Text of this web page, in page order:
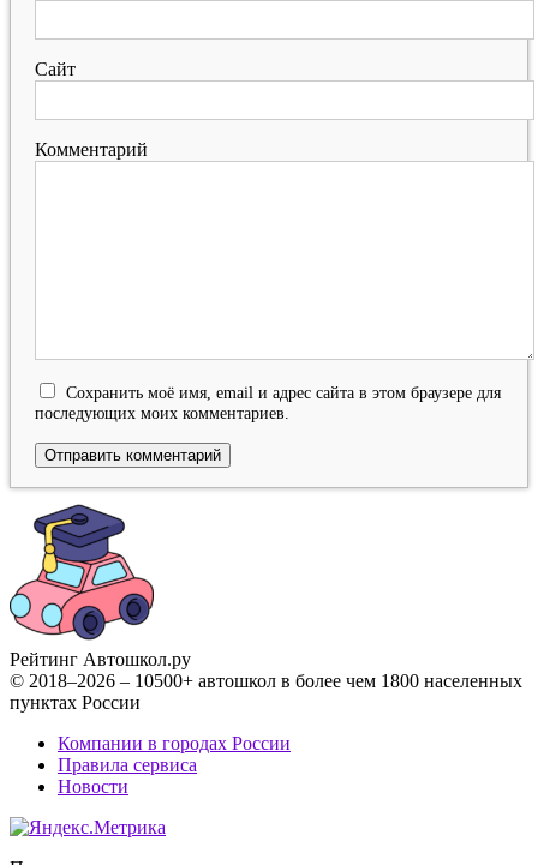
Сайт
Комментарий
Сохранить моё имя, email и адрес сайта в этом браузере для
последующих моих комментариев.
Рейтинг Автошкол.ру
© 2018–2026 – 10500+ автошкол в более чем 1800 населенных
пунктах России
Компании в городах России
Правила сервиса
Новости